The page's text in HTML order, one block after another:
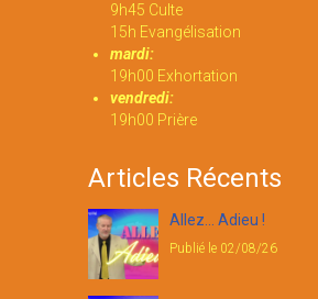
9h45 Culte
15h Evangélisation
mardi:
19h00 Exhortation
vendredi:
19h00 Prière
Articles Récents
Allez... Adieu !
Publié le 02/08/26